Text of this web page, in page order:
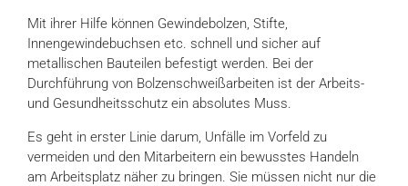
Mit ihrer Hilfe können Gewindebolzen, Stifte,
Innengewindebuchsen etc. schnell und sicher auf
metallischen Bauteilen befestigt werden. Bei der
Durchführung von Bolzenschweißarbeiten ist der Arbeits-
und Gesundheitsschutz ein absolutes Muss.
Es geht in erster Linie darum, Unfälle im Vorfeld zu
vermeiden und den Mitarbeitern ein bewusstes Handeln
am Arbeitsplatz näher zu bringen. Sie müssen nicht nur die